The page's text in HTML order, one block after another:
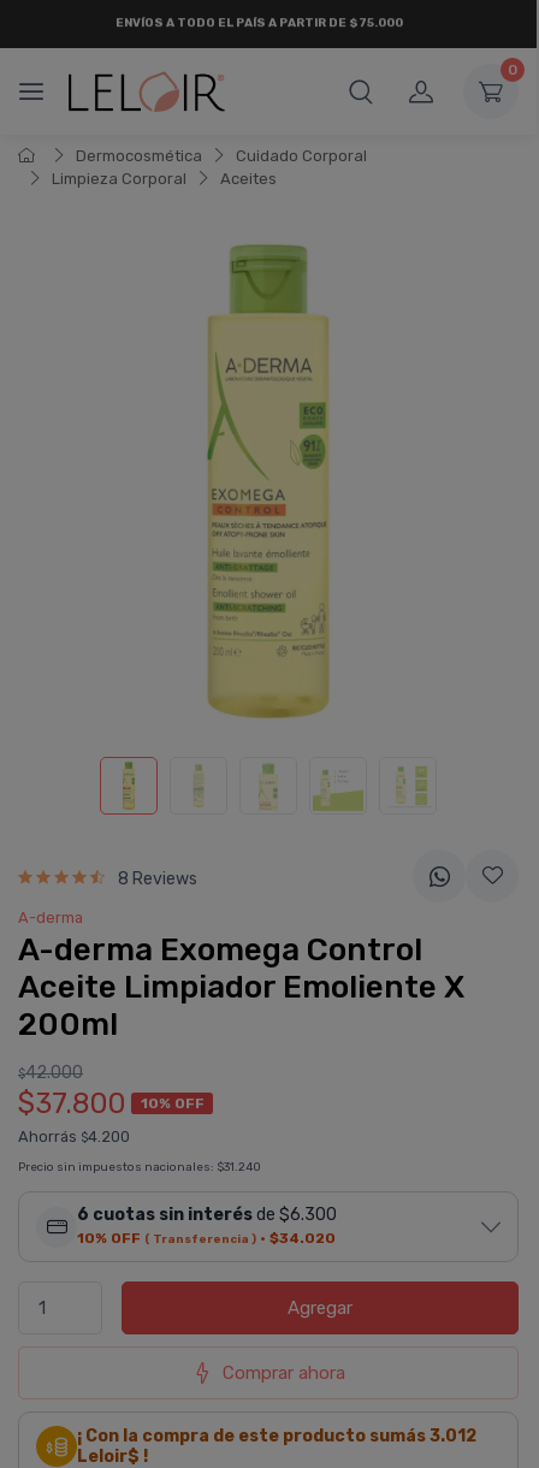
0
Dermocosmética
Cuidado Corporal
Limpieza Corporal
Aceites
8 Reviews
A-derma
A-derma Exomega Control
Aceite Limpiador Emoliente X
200ml
$42.000
$37.800 10% OFF
Ahorrás $4.200
Precio sin impuestos nacionales: $31.240
6 cuotas sin interésde $6.300
10% OFF ( Transferencia ) · $34.020
Agregar
Comprar ahora
¡ Con la compra de este producto sumás3.012
Leloir$ !